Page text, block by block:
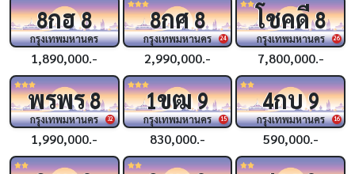
8กฮ8
กรุงเทพมหานคร
1,890,000.-
24
8กศ8
กรุงเทพมหานคร
2,990,000.-
26
โชคดี8
กรุงเทพมหานคร
7,800,000.-
32
พรพร8
กรุงเทพมหานคร
1,990,000.-
15
1ขฒ9
กรุงเทพมหานคร
830,000.-
16
4กบ9
กรุงเทพมหานคร
590,000.-